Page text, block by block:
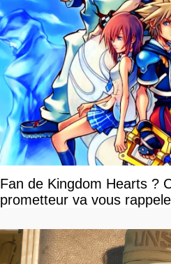
Fan de Kingdom Hearts ?
prometteur va vous